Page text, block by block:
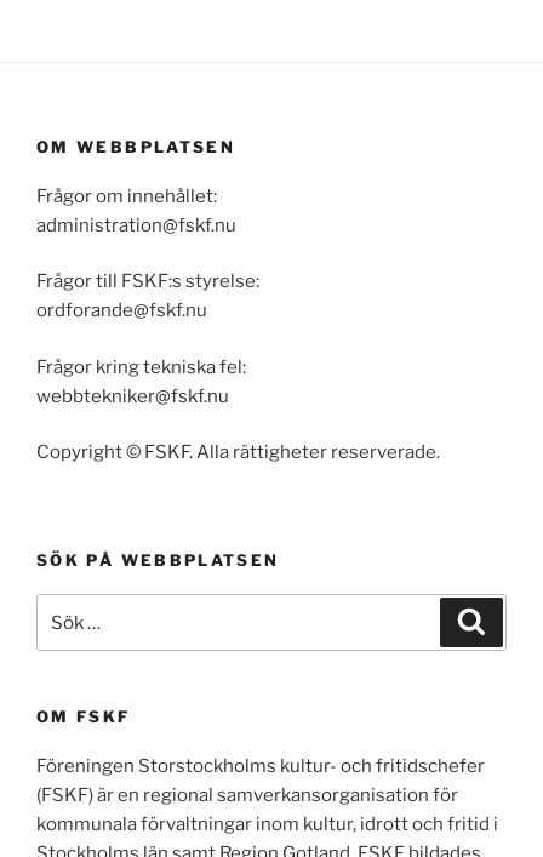
OM WEBBPLATSEN
Frågor om innehållet:
administration@fskf.nu
Frågor till FSKF:s styrelse:
ordforande@fskf.nu
Frågor kring tekniska fel:
webbtekniker@fskf.nu
Copyright © FSKF. Alla rättigheter reserverade.
SÖK PÅ WEBBPLATSEN
efter:
OM FSKF
Föreningen Storstockholms kultur- och fritidschefer
(FSKF) är en regional samverkansorganisation för
kommunala förvaltningar inom kultur, idrott och fritid i